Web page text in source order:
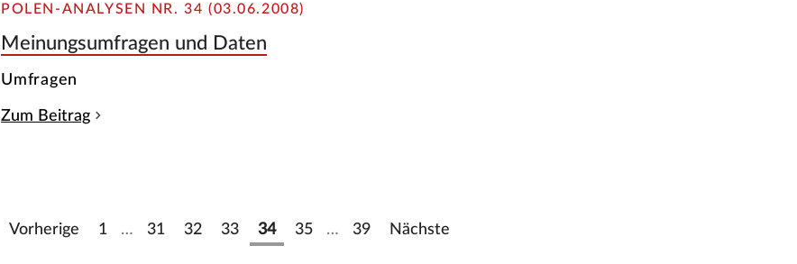
POLEN-ANALYSEN NR. 34 (03.06.2008)
Meinungsumfragen und Daten
Umfragen
Zum Beitrag
Vorherige 1 … 31 32 33 34 35 … 39 Nächste